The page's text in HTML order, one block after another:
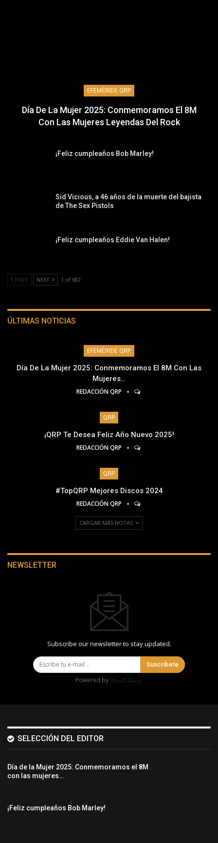
EFEMÉRIDE QRP
Día De La Mujer 2025: Conmemoramos El 8M
Con Las Mujeres Leyendas Del Rock
¡Feliz cumpleaños Bob Marley!
Sid Vicious, a 46 años de la muerte del bajista
de The Sex Pistols
¡Feliz cumpleaños Eddie Van Halen!
PREV NEXT 1 of 682
ÚLTIMAS NOTICIAS
EFEMÉRIDE QRP
Día De La Mujer 2025: Conmemoramos El 8M Con Las
Mujeres…
REDACCIÓN QRP
QRP
¡QRP Te Desea Feliz Año Nuevo 2025!
REDACCIÓN QRP
QRP
#TopQRP Mejores Discos 2024
REDACCIÓN QRP
CARGAR MÁS NOTAS
NEWSLETTER
Subscribe our newsletter to stay updated.
Suscríbete
Powered by
SELECCIÓN DEL EDITOR
Día de la Mujer 2025: Conmemoramos el 8M
con las mujeres…
¡Feliz cumpleaños Bob Marley!